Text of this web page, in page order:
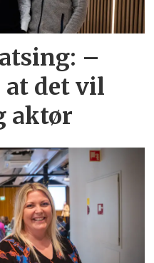
–
at det vil
aktør